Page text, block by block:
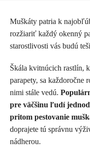
Muškáty patria k
rozžiariť každý okenný
starostlivosti vás budú
Škála kvitnúcich rastlín,
parapety, sa každoročne
nimi stále vedú.
pre väčšinu ľudí
pritom pestovanie
doprajete tú správnu
nádherou.